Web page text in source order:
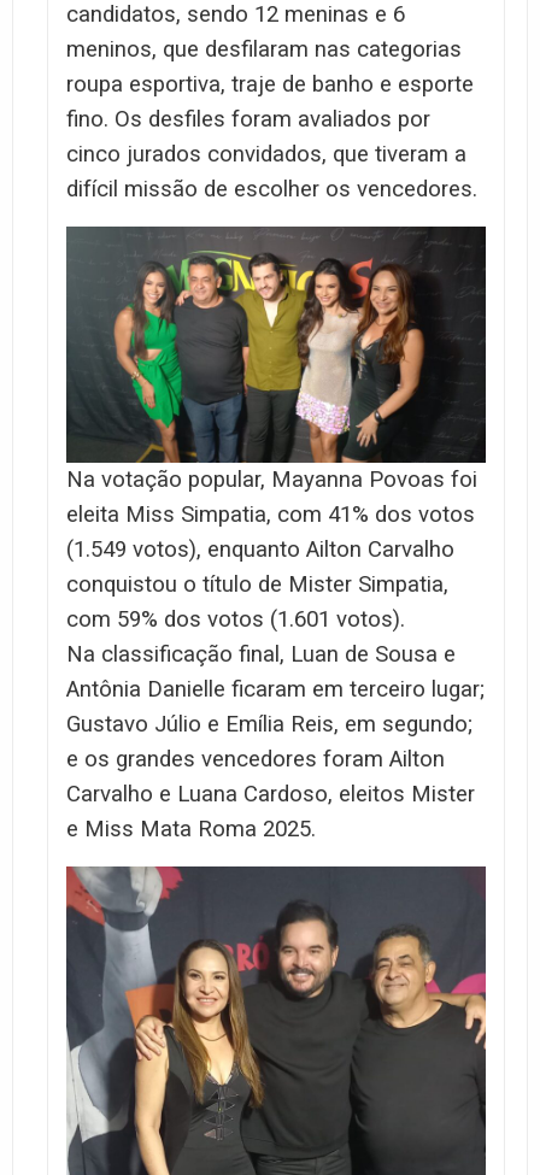
candidatos, sendo 12 meninas e 6
meninos, que desfilaram nas categorias
roupa esportiva, traje de banho e esporte
fino. Os desfiles foram avaliados por
cinco jurados convidados, que tiveram a
difícil missão de escolher os vencedores.
Na votação popular, Mayanna Povoas foi
eleita Miss Simpatia, com 41% dos votos
(1.549 votos), enquanto Ailton Carvalho
conquistou o título de Mister Simpatia,
com 59% dos votos (1.601 votos).
Na classificação final, Luan de Sousa e
Antônia Danielle ficaram em terceiro lugar;
Gustavo Júlio e Emília Reis, em segundo;
e os grandes vencedores foram Ailton
Carvalho e Luana Cardoso, eleitos Mister
e Miss Mata Roma 2025.